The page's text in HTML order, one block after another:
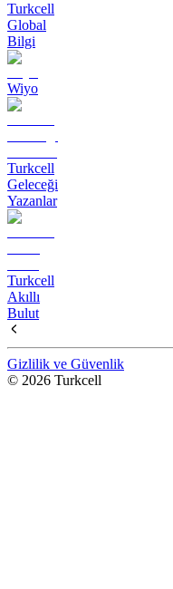
Turkcell
Global
Bilgi
Wiyo
Turkcell
Geleceği
Yazanlar
Turkcell
Akıllı
Bulut
Gizlilik ve Güvenlik
© 2026 Turkcell